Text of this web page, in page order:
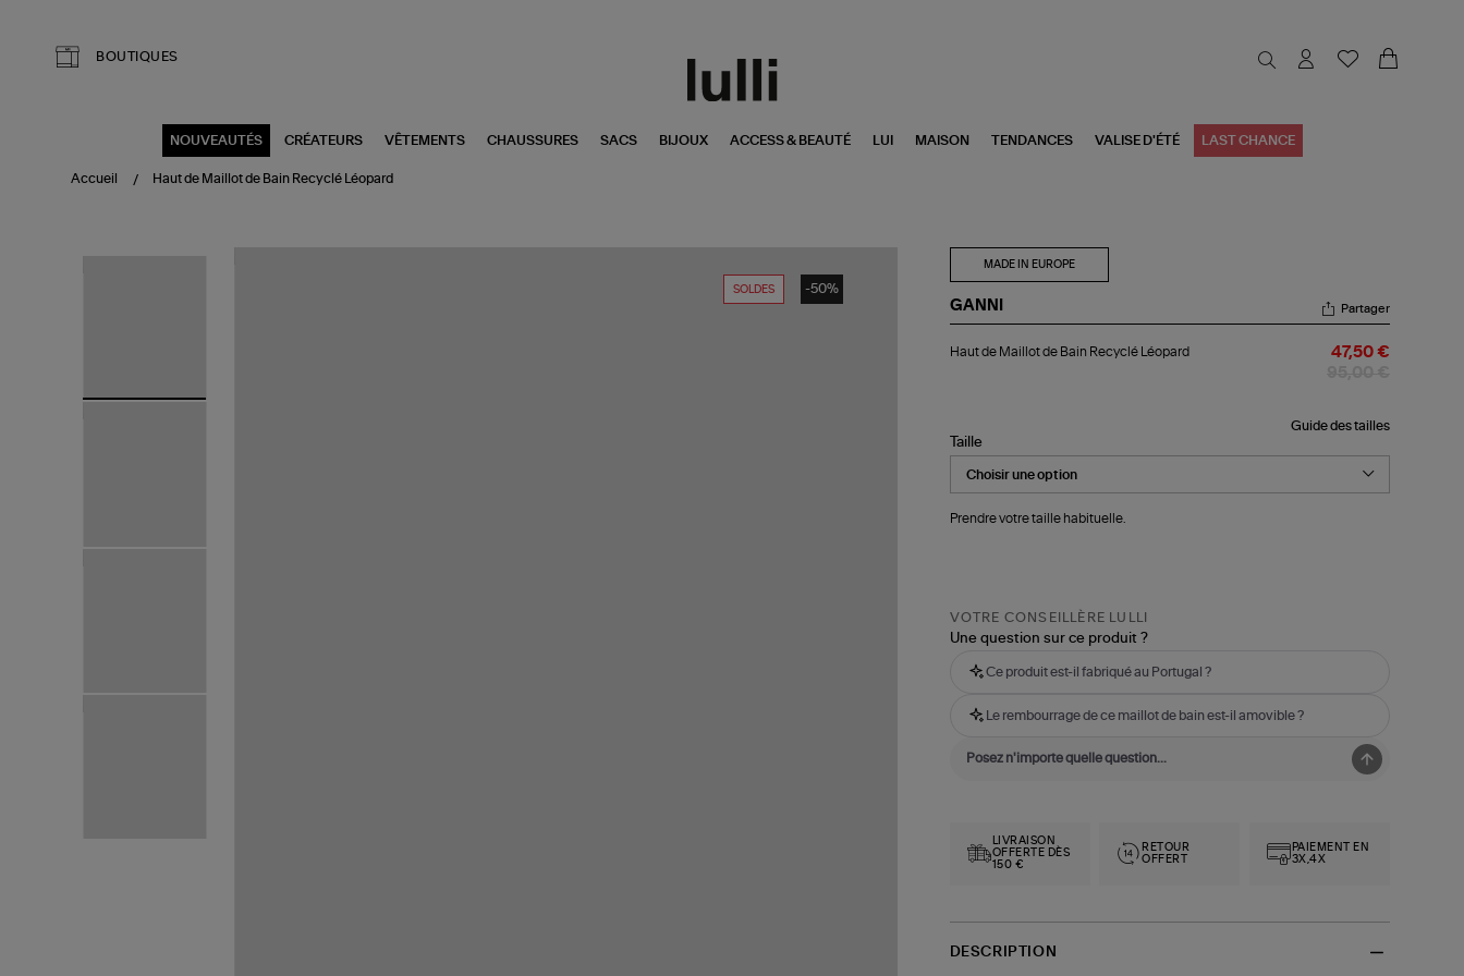
BOUTIQUES
NOUVEAUTÉS CRÉATEURS VÊTEMENTS CHAUSSURES SACS BIJOUX ACCESS & BEAUTÉ LUI MAISON TENDANCES VALISE D'ÉTÉ LAST CHANCE
Accueil Haut de Maillot de Bain Recyclé Léopard
SOLDES -50%
MADE IN EUROPE
GANNI
de
Léopard
Partager
Haut de Maillot de Bain Recyclé Léopard 47,50 €
Guide des tailles
Taille
Prendre votre taille habituelle.
VOTRE CONSEILLÈRE LULLI
Une question sur ce produit ?
Ce produit est-il fabriqué au Portugal ?
Le rembourrage de ce maillot de bain est-il amovible ?
LIVRAISON
OFFERTE DÈS
150 €
RETOUR
OFFERT
PAIEMENT EN
3X,4X
DESCRIPTION